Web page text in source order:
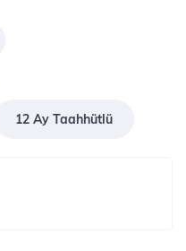
12 Ay Taahhütlü